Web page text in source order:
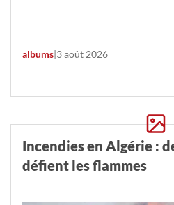
albums|3 août 2026
Incendies en Algérie :
défient les flammes